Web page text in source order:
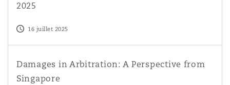
2025
16 juillet 2025
Damages in Arbitration: A Perspective from
Singapore